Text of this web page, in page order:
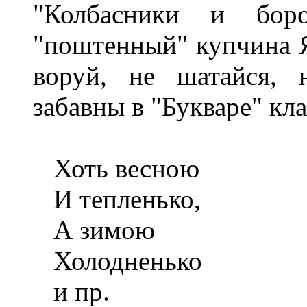
"Колбасники и
"поштенный"
воруй, не шатайся,
забавны в "Букваре"
Хоть весною
И тепленько,
А зимою
Холодненько
и пр.